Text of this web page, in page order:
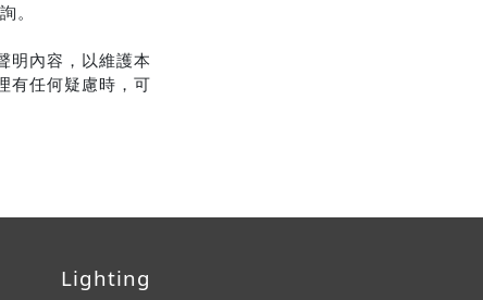
。
明內容，以維護本
有任何疑慮時，可
Lighting